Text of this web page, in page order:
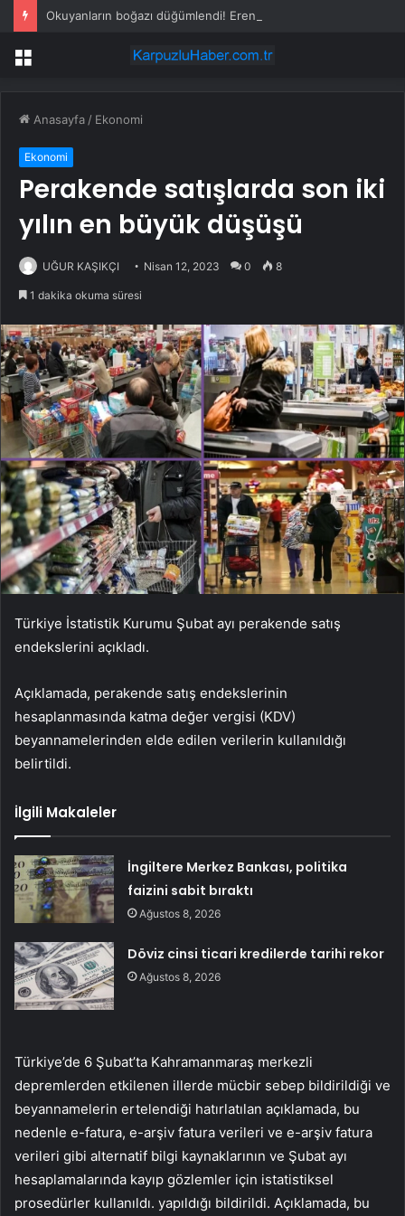
Menü
Anasayfa / Ekonomi
Ekonomi
Perakende satışlarda son iki
yılın en büyük düşüşü
UĞUR KAŞIKÇI Nisan 12, 2023 0 8
1 dakika okuma süresi
Türkiye İstatistik Kurumu Şubat ayı perakende satış
endekslerini açıkladı.
Açıklamada, perakende satış endekslerinin
hesaplanmasında katma değer vergisi (KDV)
beyannamelerinden elde edilen verilerin kullanıldığı
belirtildi.
İlgili Makaleler
İngiltere Merkez Bankası, politika
faizini sabit bıraktı
Ağustos 8, 2026
Döviz cinsi ticari kredilerde tarihi rekor
Ağustos 8, 2026
Türkiye’de 6 Şubat’ta Kahramanmaraş merkezli
depremlerden etkilenen illerde mücbir sebep bildirildiği ve
beyannamelerin ertelendiği hatırlatılan açıklamada, bu
nedenle e-fatura, e-arşiv fatura verileri ve e-arşiv fatura
verileri gibi alternatif bilgi kaynaklarının ve Şubat ayı
hesaplamalarında kayıp gözlemler için istatistiksel
prosedürler kullanıldı. yapıldığı bildirildi. Açıklamada, bu